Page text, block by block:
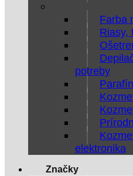
Farba
Riasy,
potreby
Parafín
elektronika
Značky